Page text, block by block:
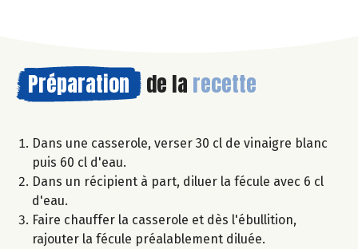
Préparation de la recette
Dans une casserole, verser 30 cl de vinaigre blanc
puis 60 cl d'eau.
Dans un récipient à part, diluer la fécule avec 6 cl
d'eau.
Faire chauffer la casserole et dès l'ébullition,
rajouter la fécule préalablement diluée.